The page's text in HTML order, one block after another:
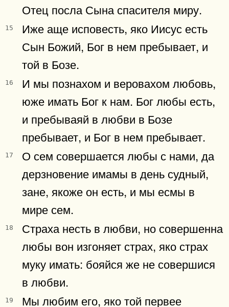
Отец посла Сына спасителя миру.
15
Иже аще исповесть, яко Иисус есть
Сын Божий, Бог в нем пребывает, и
той в Бозе.
16
И мы познахом и веровахом любовь,
юже имать Бог к нам. Бог любы есть,
и пребываяй в любви в Бозе
пребывает, и Бог в нем пребывает.
17
О сем совершается любы с нами, да
дерзновение имамы в день судный,
зане, якоже он есть, и мы есмы в
мире сем.
18
Страха несть в любви, но совершенна
любы вон изгоняет страх, яко страх
муку имать: бояйся же не совершися
в любви.
19
Мы любим его, яко той первее